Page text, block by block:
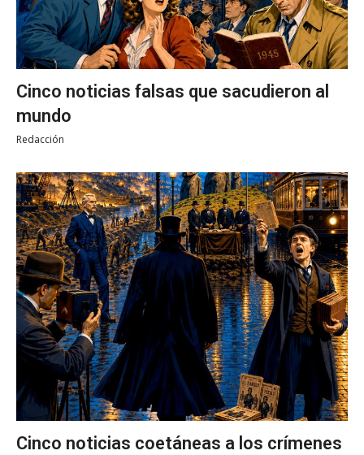
Cinco noticias falsas que sacudieron al
mundo
Redacción
Cinco noticias coetáneas a los crímenes